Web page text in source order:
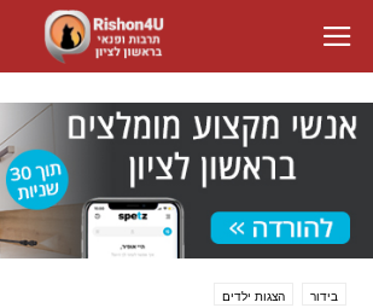
בידור הצגות ילדים